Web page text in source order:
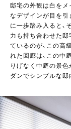
邸宅の外観は白をメ
なデザインが目を引
に一歩踏み入ると、
力も持ち合わせた
ているのが、この高
れた回廊は、この中
りげなく中庭の景色
ダンでシンプルな邸